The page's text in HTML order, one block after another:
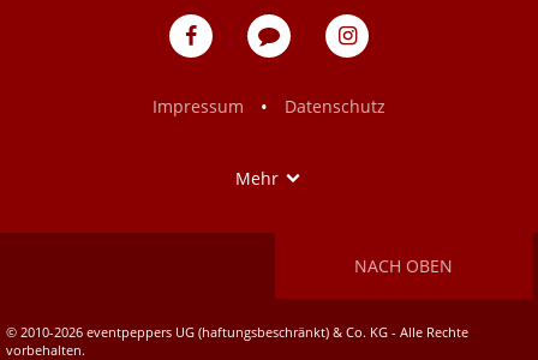
eventpeppers
Blog
eventpeppers
Impressum
• Datenschutz
Mehr
NACH OBEN
© 2010-2026 eventpeppers UG (haftungsbeschränkt) & Co. KG - Alle Rechte
vorbehalten.